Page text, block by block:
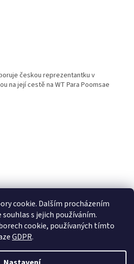
cookie. Dalším procházením
s jejich používáním.
cookie, používaných tímto
GDPR.
českou reprezentantku v
na její cestě na WT Para Poomsae